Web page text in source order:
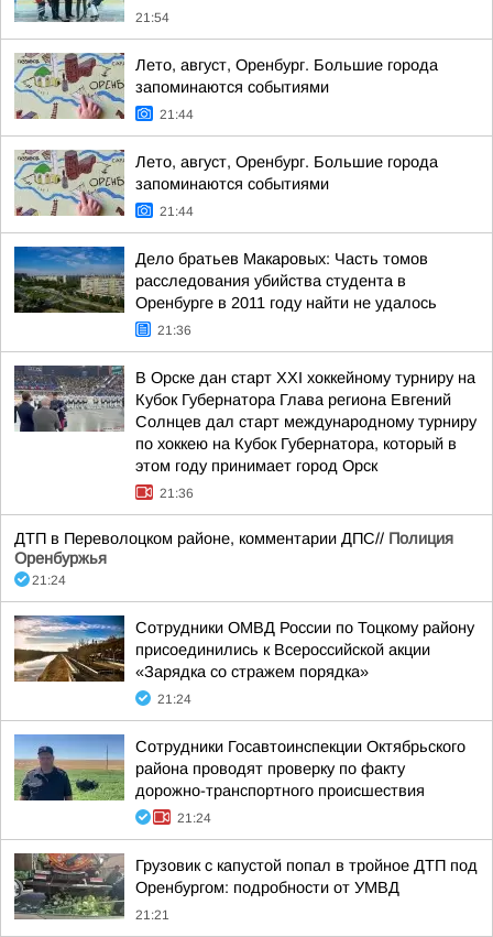
21:54
Лето, август, Оренбург. Большие города
запоминаются событиями
21:44
Лето, август, Оренбург. Большие города
запоминаются событиями
21:44
Дело братьев Макаровых: Часть томов
расследования убийства студента в
Оренбурге в 2011 году найти не удалось
21:36
В Орске дан старт XXI хоккейному турниру на
Кубок Губернатора Глава региона Евгений
Солнцев дал старт международному турниру
по хоккею на Кубок Губернатора, который в
этом году принимает город Орск
21:36
ДТП в Переволоцком районе, комментарии ДПС// Полиция
Оренбуржья
21:24
Сотрудники ОМВД России по Тоцкому району
присоединились к Всероссийской акции
«Зарядка со стражем порядка»
21:24
Сотрудники Госавтоинспекции Октябрьского
района проводят проверку по факту
дорожно-транспортного происшествия
21:24
Грузовик с капустой попал в тройное ДТП под
Оренбургом: подробности от УМВД
21:21